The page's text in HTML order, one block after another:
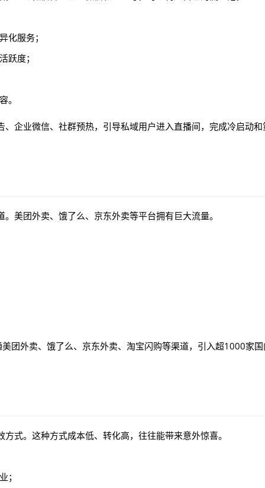
化服务；
跃度；
。
企业微信、社群预热，引导私域用户进入直播间，完成冷启动和
美团外卖、饿了么、京东外卖等平台拥有巨大流量。
团外卖、饿了么、京东外卖、淘宝闪购等渠道，引入超1000家
式。这种方式成本低、转化高，往往能带来意外惊喜。
；